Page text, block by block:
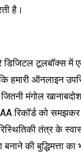
है।
डिजिटल टूलबॉक्स में
हमारी ऑनलाइन
मंगोल
रिकॉर्ड को
तंत्र के
की बुद्धिमत्ता